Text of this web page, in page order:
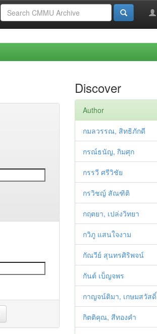
Discover
Author
กมลวรรณ, สิทธิภักดี
กรณ์ธนัญ, กิมศุก
กรรวี ศรีวิชัย
กรวิชญ์ สัณฑิติ
กฤตยา, เปล่งวิทยา
กวิภู แสนใจงาม
กัณวีย์ สุนทรศิริพจน์
กันต์ เบ็ญจพร
กาญจน์ติมา, เกษมสวัสดิ์
กิตติคุณ, สีทองคำ